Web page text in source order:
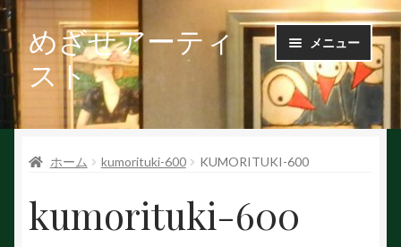
ナ
ビ
ゲ
ン
ス
キ
コ
ン
テ
ス
ッ
プ
めざせアーティ
スト
メニュー
Ｑ＆Ａ
お問い合せ
会社概要
ホーム kumorituki-600 KUMORITUKI-600
kumorituki-600